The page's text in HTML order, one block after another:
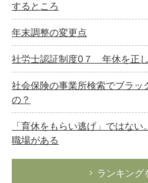
するところ
年末調整の変更点
社労士認証制度0７ 年休を正
社会保険の事業所検索でブラッ
の？
「育休をもらい逃げ」ではな
職場がある
ランキング